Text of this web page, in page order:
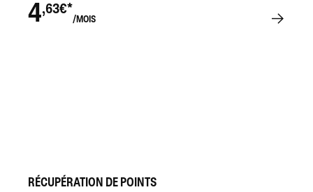
4,63€*
/MOIS
RÉCUPÉRATION DE POINTS